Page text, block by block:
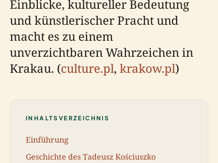
Einblicke, kultureller Bedeutung
und künstlerischer Pracht und
macht es zu einem
unverzichtbaren Wahrzeichen in
Krakau. (culture.pl, krakow.pl)
INHALTSVERZEICHNIS
Einführung
Geschichte des Tadeusz Kościuszko